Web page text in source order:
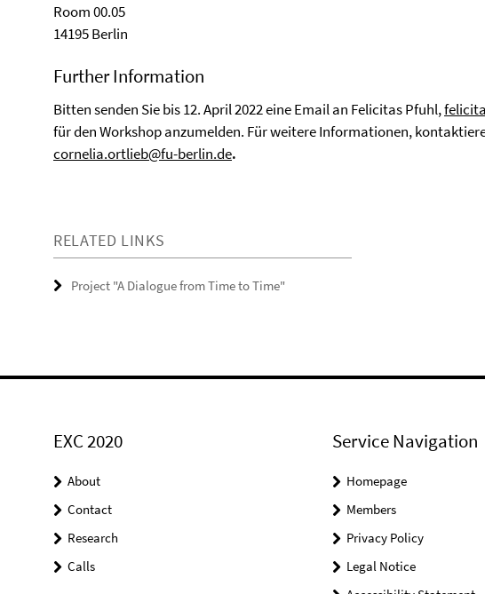
Room 00.05
14195 Berlin
Further Information
Bitten senden Sie bis 12. April 2022 eine Email an Felicitas Pfuhl,
für den Workshop anzumelden. Für weitere Informationen,
cornelia.ortlieb@fu-berlin.de.
RELATED LINKS
Project "A Dialogue from Time to Time"
EXC 2020
About
Contact
Research
Calls
Service Navigation
Homepage
Members
Privacy Policy
Legal Notice